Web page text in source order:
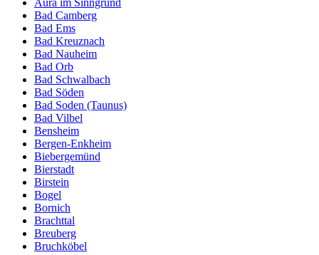
Aura im Sinngrund
Bad Camberg
Bad Ems
Bad Kreuznach
Bad Nauheim
Bad Orb
Bad Schwalbach
Bad Söden
Bad Soden (Taunus)
Bad Vilbel
Bensheim
Bergen-Enkheim
Biebergemünd
Bierstadt
Birstein
Bogel
Bornich
Brachttal
Breuberg
Bruchköbel